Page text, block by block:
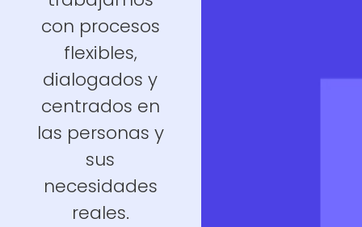
con procesos
flexibles,
dialogados y
centrados en
las personas y
sus
necesidades
reales.